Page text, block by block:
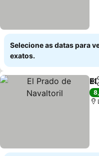
Selecione as datas para
exatos.